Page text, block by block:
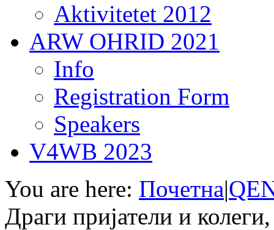
Aktivitetet 2012
ARW OHRID 2021
Info
Registration Form
Speakers
V4WB 2023
You are here: Почетна|
Драги пријатели и